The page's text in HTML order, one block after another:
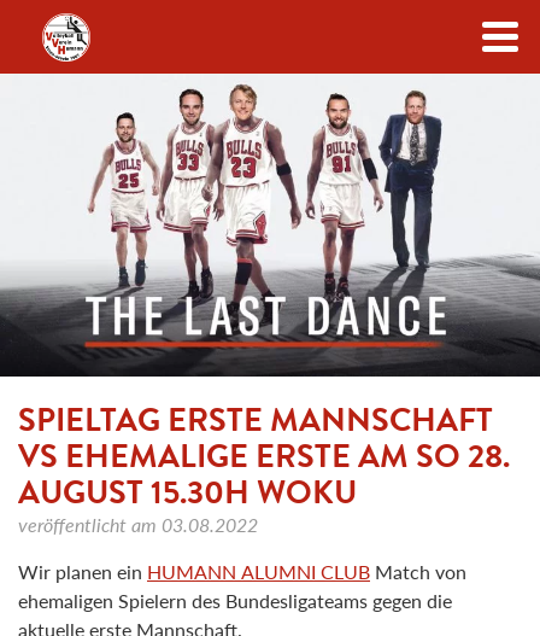
Zum Inhalt
SPIELTAG ERSTE MANNSCHAFT
VS EHEMALIGE ERSTE AM SO 28.
AUGUST 15.30H WOKU
veröffentlicht am 03.08.2022
Wir planen ein HUMANN ALUMNI CLUB Match von
ehemaligen Spielern des Bundesligateams gegen die
aktuelle erste Mannschaft.